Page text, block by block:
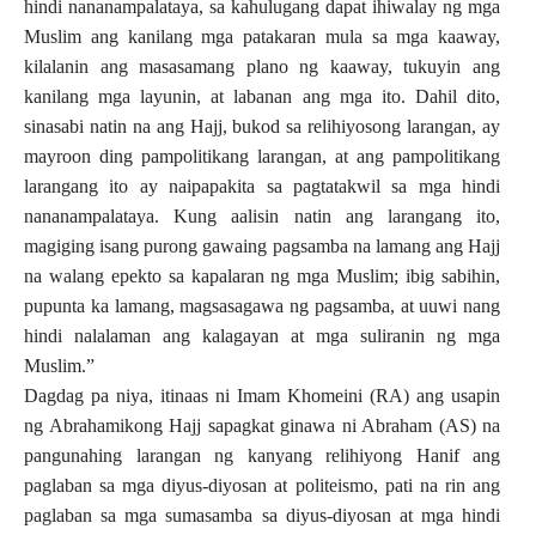
hindi nananampalataya, sa kahulugang dapat ihiwalay ng mga
Muslim ang kanilang mga patakaran mula sa mga kaaway,
kilalanin ang masasamang plano ng kaaway, tukuyin ang
kanilang mga layunin, at labanan ang mga ito. Dahil dito,
sinasabi natin na ang Hajj, bukod sa relihiyosong larangan, ay
mayroon ding pampolitikang larangan, at ang pampolitikang
larangang ito ay naipapakita sa pagtatakwil sa mga hindi
nananampalataya. Kung aalisin natin ang larangang ito,
magiging isang purong gawaing pagsamba na lamang ang Hajj
na walang epekto sa kapalaran ng mga Muslim; ibig sabihin,
pupunta ka lamang, magsasagawa ng pagsamba, at uuwi nang
hindi nalalaman ang kalagayan at mga suliranin ng mga
Muslim.”
Dagdag pa niya, itinaas ni Imam Khomeini (RA) ang usapin
ng Abrahamikong Hajj sapagkat ginawa ni Abraham (AS) na
pangunahing larangan ng kanyang relihiyong Hanif ang
paglaban sa mga diyus-diyosan at politeismo, pati na rin ang
paglaban sa mga sumasamba sa diyus-diyosan at mga hindi